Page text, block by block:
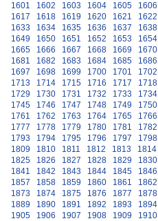
1601
1602 1603 1604 1605 1606
1617
1618 1619 1620 1621 1622
1633
1634 1635 1636 1637 1638
1649
1650 1651 1652 1653 1654
1665
1666 1667 1668 1669 1670
1681
1682 1683 1684 1685 1686
1697
1698 1699 1700 1701 1702
1713
1714 1715 1716 1717 1718
1729
1730 1731 1732 1733 1734
1745
1746 1747 1748 1749 1750
1761
1762 1763 1764 1765 1766
1777
1778 1779 1780 1781 1782
1793
1794 1795 1796 1797 1798
1809
1810 1811 1812 1813 1814
1825
1826 1827 1828 1829 1830
1841
1842 1843 1844 1845 1846
1857
1858 1859 1860 1861 1862
1873
1874 1875 1876 1877 1878
1889
1890 1891 1892 1893 1894
1905
1906 1907 1908 1909 1910